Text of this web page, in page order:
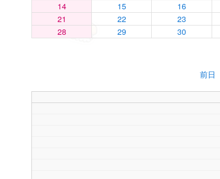
14
15
16
21
22
23
28
29 30
前日